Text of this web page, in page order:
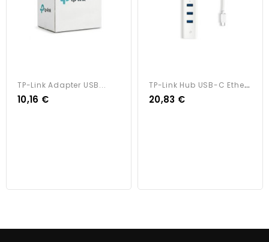
TP-Link Adapter USB...
10,16 €
T
P-Link Hub USB-C Ethernet...
20,83 €